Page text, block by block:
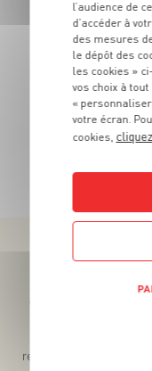
La barquette de
Téléchargez
recettes gourmandes,
l’audience de
d’accéder à
des mesures
le dépôt des
les cookies »
vos choix à
«
votre écran.
cookies,